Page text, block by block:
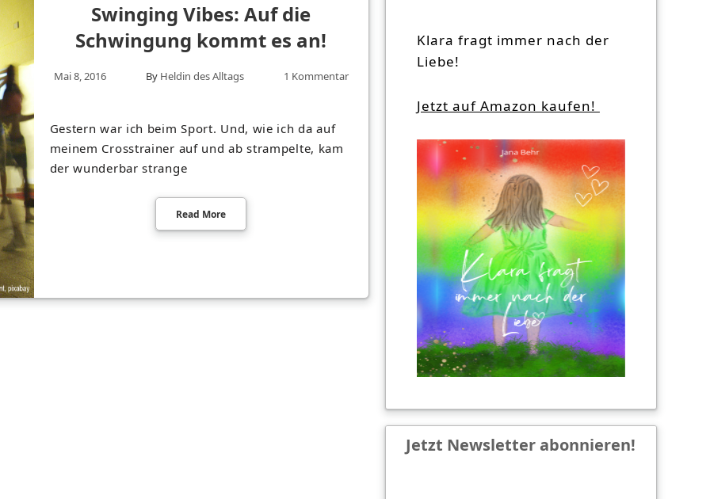
Swinging Vibes: Auf die
Schwingung kommt es an!
Mai 8, 2016 By Heldin des Alltags 1 Kommentar
Gestern war ich beim Sport. Und, wie ich da auf
meinem Crosstrainer auf und ab strampelte, kam
der wunderbar strange
Read More
Klara fragt immer nach der
Liebe!
Jetzt auf Amazon kaufen!
Jetzt Newsletter abonnieren!